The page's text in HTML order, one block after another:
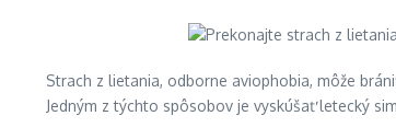
Strach z lietania, odborne aviophobia, môže
Jedným z týchto spôsobov je vyskúšať letecký